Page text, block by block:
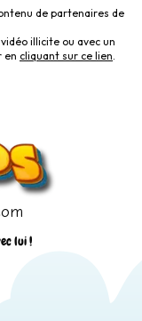
de partenaires de
illicite ou avec un
en cliquant sur ce lien.
lui !